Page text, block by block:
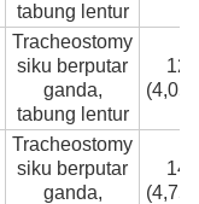
tabung lentur
Tracheostomy
siku berputar
ganda,
tabung lentur
Tracheostomy
siku berputar
ganda,